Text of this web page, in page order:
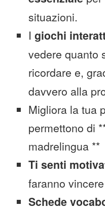
situazioni.
I giochi
vedere quanto
ricordare e,
davvero alla
Migliora la tua
permettono di
madrelingua **
Ti senti
faranno
Schede